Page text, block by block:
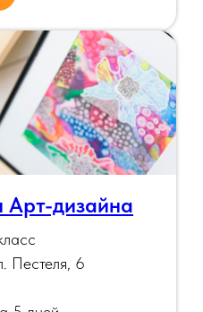
Арт-дизайна
Пестеля, 6